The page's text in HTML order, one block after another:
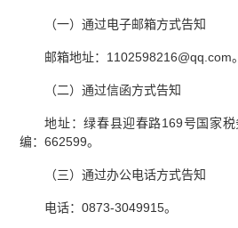
（一）通过电子邮箱方式告知
邮箱地址：1102598216@qq.com。
（二）通过信函方式告知
地址：绿春县迎春路169号国家
编：662599。
（三）通过办公电话方式告知
电话：0873-3049915。